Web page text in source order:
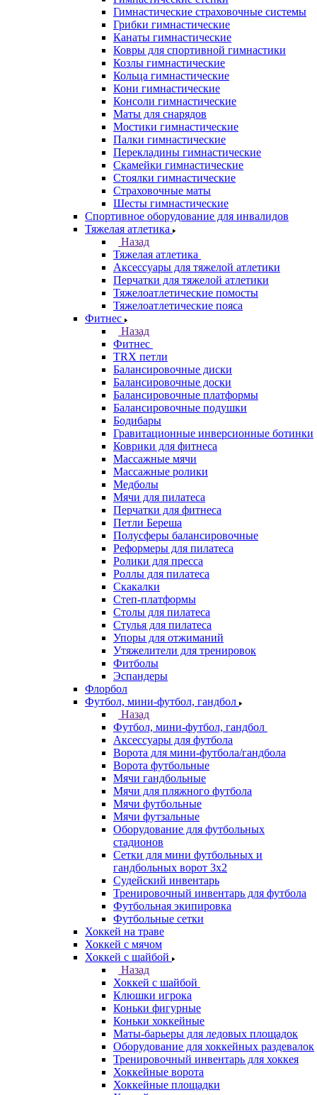
Гимнастические страховочные системы
Грибки гимнастические
Канаты гимнастические
Ковры для спортивной гимнастики
Козлы гимнастические
Кольца гимнастические
Кони гимнастические
Консоли гимнастические
Маты для снарядов
Мостики гимнастические
Палки гимнастические
Перекладины гимнастические
Скамейки гимнастические
Стоялки гимнастические
Страховочные маты
Шесты гимнастические
Спортивное оборудование для инвалидов
Тяжелая атлетика
Назад
Тяжелая атлетика
Аксессуары для тяжелой атлетики
Перчатки для тяжелой атлетики
Тяжелоатлетические помосты
Тяжелоатлетические пояса
Фитнес
Назад
Фитнес
TRX петли
Балансировочные диски
Балансировочные доски
Балансировочные платформы
Балансировочные подушки
Бодибары
Гравитационные инверсионные ботинки
Коврики для фитнеса
Массажные мячи
Массажные ролики
Медболы
Мячи для пилатеса
Перчатки для фитнеса
Петли Береша
Полусферы балансировочные
Реформеры для пилатеса
Ролики для пресса
Роллы для пилатеса
Скакалки
Степ-платформы
Столы для пилатеса
Стулья для пилатеса
Упоры для отжиманий
Утяжелители для тренировок
Фитболы
Эспандеры
Флорбол
Футбол, мини-футбол, гандбол
Назад
Футбол, мини-футбол, гандбол
Аксессуары для футбола
Ворота для мини-футбола/гандбола
Ворота футбольные
Мячи гандбольные
Мячи для пляжного футбола
Мячи футбольные
Мячи футзальные
Оборудование для футбольных
стадионов
Сетки для мини футбольных и
гандбольных ворот 3х2
Судейский инвентарь
Тренировочный инвентарь для футбола
Футбольная экипировка
Футбольные сетки
Хоккей на траве
Хоккей с мячом
Хоккей с шайбой
Назад
Хоккей с шайбой
Клюшки игрока
Коньки фигурные
Коньки хоккейные
Маты-барьеры для ледовых площадок
Оборудование для хоккейных раздевалок
Тренировочный инвентарь для хоккея
Хоккейные ворота
Хоккейные площадки